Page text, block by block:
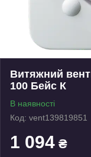
Витяжний
100 Бейс К
В наявності
Код: vent139819851
1 094 ₴